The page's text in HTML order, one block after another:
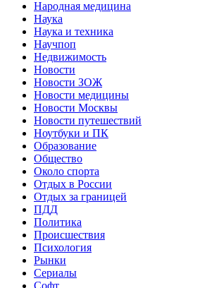
Народная медицина
Наука
Наука и техника
Научпоп
Недвижимость
Новости
Новости ЗОЖ
Новости медицины
Новости Москвы
Новости путешествий
Ноутбуки и ПК
Образование
Общество
Около спорта
Отдых в России
Отдых за границей
ПДД
Политика
Происшествия
Психология
Рынки
Сериалы
Софт